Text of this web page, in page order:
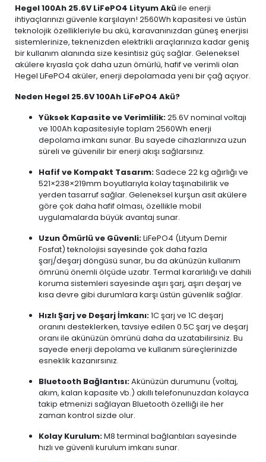
Hegel 100Ah 25.6V LiFePO4 Lityum Aküile enerji
ihtiyaçlarınızı güvenle karşılayın! 2560Wh kapasitesi ve üstün
teknolojik özellikleriyle bu akü, karavanınızdan güneş enerjisi
sistemlerinize, teknenizden elektrikli araçlarınıza kadar geniş
bir kullanım alanında size kesintisiz güç sağlar. Geleneksel
akülere kıyasla çok daha uzun ömürlü, hafif ve verimli olan
Hegel LiFePO4 aküler, enerji depolamada yeni bir çağ açıyor.
Neden Hegel 25.6V 100Ah LiFePO4 Akü?
Yüksek Kapasite ve Verimlilik:25.6V nominal voltajı
ve 100Ah kapasitesiyle toplam 2560Wh enerji
depolama imkanı sunar. Bu sayede cihazlarınıza uzun
süreli ve güvenilir bir enerji akışı sağlarsınız.
Hafif ve Kompakt Tasarım:Sadece 22 kg ağırlığı ve
521×238×219mm boyutlarıyla kolay taşınabilirlik ve
yerden tasarruf sağlar. Geleneksel kurşun asit akülere
göre çok daha hafif olması, özellikle mobil
uygulamalarda büyük avantaj sunar.
Uzun Ömürlü ve Güvenli:LiFePO4 (Lityum Demir
Fosfat) teknolojisi sayesinde çok daha fazla
şarj/deşarj döngüsü sunar, bu da akünüzün kullanım
ömrünü önemli ölçüde uzatır. Termal kararlılığı ve dahili
koruma sistemleri sayesinde aşırı şarj, aşırı deşarj ve
kısa devre gibi durumlara karşı üstün güvenlik sağlar.
Hızlı Şarj ve Deşarj İmkanı:1C şarj ve 1C deşarj
oranını desteklerken, tavsiye edilen 0.5C şarj ve deşarj
oranı ile akünüzün ömrünü daha da uzatabilirsiniz. Bu
sayede enerji depolama ve kullanım süreçlerinizde
esneklik kazanırsınız.
Bluetooth Bağlantısı:Akünüzün durumunu (voltaj,
akım, kalan kapasite vb.) akıllı telefonunuzdan kolayca
takip etmenizi sağlayan Bluetooth özelliği ile her
zaman kontrol sizde olur.
Kolay Kurulum:M8 terminal bağlantıları sayesinde
hızlı ve güvenli kurulum imkanı sunar.